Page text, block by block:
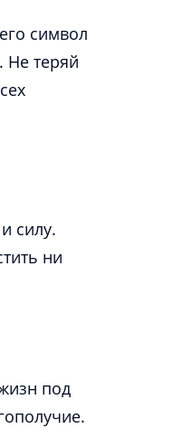
символ
Не теряй
силу.
ни
под